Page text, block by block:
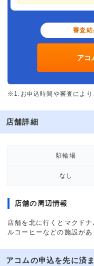
審査
アコ
※1.お申込時間や審査により
店舗詳細
駐輪場
なし
店舗の周辺情報
店舗を北に行くとマクド
ルコーヒーなどの施設が
アコムの申込を先に済